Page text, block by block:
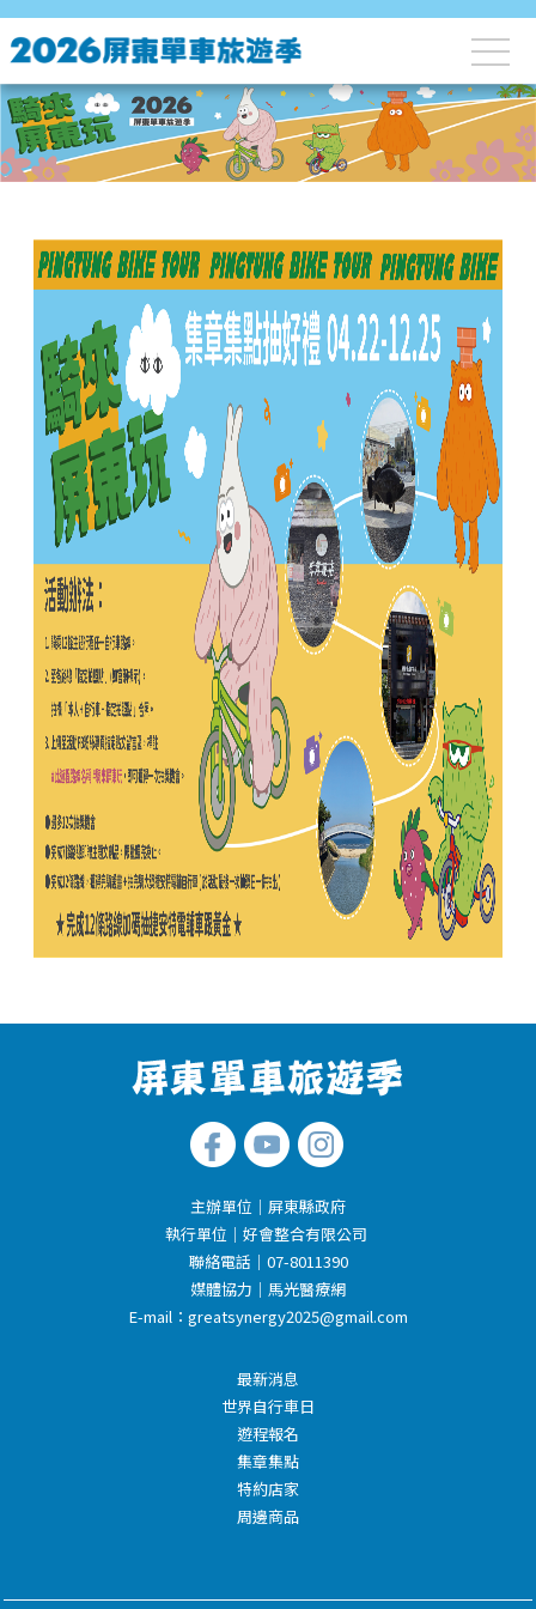
主辦單位｜屏東縣政府
執行單位｜好會整合有限公司
聯絡電話｜07-8011390
媒體協力｜馬光醫療網
E-mail： greatsynergy2025@gmail.com
最新消息
世界自行車日
遊程報名
集章集點
特約店家
周邊商品